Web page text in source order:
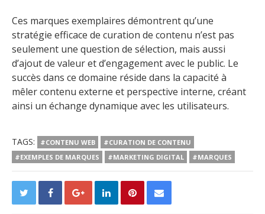
Ces marques exemplaires démontrent qu’une
stratégie efficace de curation de contenu n’est pas
seulement une question de sélection, mais aussi
d’ajout de valeur et d’engagement avec le public. Le
succès dans ce domaine réside dans la capacité à
mêler contenu externe et perspective interne, créant
ainsi un échange dynamique avec les utilisateurs.
TAGS: #CONTENU WEB
#CURATION DE CONTENU
#EXEMPLES DE MARQUES
#MARKETING DIGITAL #MARQUES